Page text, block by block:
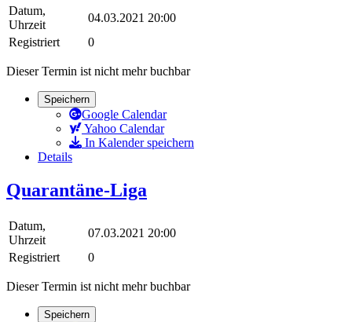
Datum,
Uhrzeit
04.03.2021 20:00
Registriert
0
Dieser Termin ist nicht mehr buchbar
Speichern
Google Calendar
Yahoo Calendar
In Kalender speichern
Details
Quarantäne-Liga
Datum,
Uhrzeit
07.03.2021 20:00
Registriert
0
Dieser Termin ist nicht mehr buchbar
Speichern